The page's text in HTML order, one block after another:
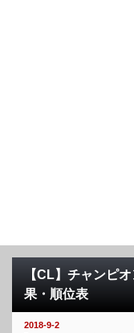
【CL】チャンピ
果・順位表
2018-9-2